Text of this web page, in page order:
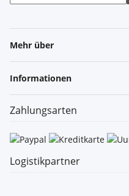
Mehr über
Informationen
Zahlungsarten
Logistikpartner